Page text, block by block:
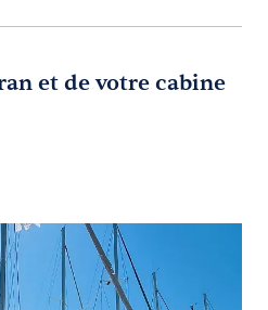
et de votre cabine